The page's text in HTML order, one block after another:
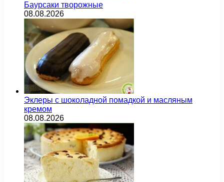
Баурсаки творожные
08.08.2026
Эклеры с шоколадной помадкой и масляным
кремом
08.08.2026